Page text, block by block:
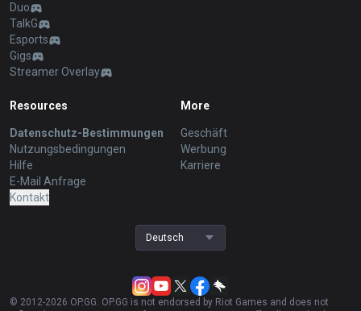
Duo
TalkG
Esports
Gigs
Streamer Overlay
Resources
Datenschutz-Bestimmungen
Nutzungsbedingungen
Hilfe
E-Mail Anfrage
Kontakt
More
Geschäft
Werbung
Karriere
Deutsch
© 2012-2026 OP.GG. OP.GG is not endorsed by Riot Games and does not